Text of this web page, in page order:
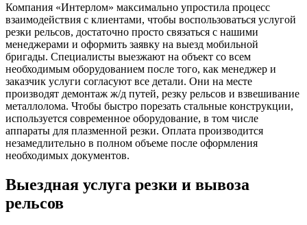
Компания «Интерлом» максимально упростила процесс
взаимодействия с клиентами, чтобы воспользоваться услугой
резки рельсов, достаточно просто связаться с нашими
менеджерами и оформить заявку на выезд мобильной
бригады. Специалисты выезжают на объект со всем
необходимым оборудованием после того, как менеджер и
заказчик услуги согласуют все детали. Они на месте
производят демонтаж ж/д путей, резку рельсов и взвешивание
металлолома. Чтобы быстро порезать стальные конструкции,
используется современное оборудование, в том числе
аппараты для плазменной резки. Оплата производится
незамедлительно в полном объеме после оформления
необходимых документов.
Выездная услуга резки и вывоза
рельсов